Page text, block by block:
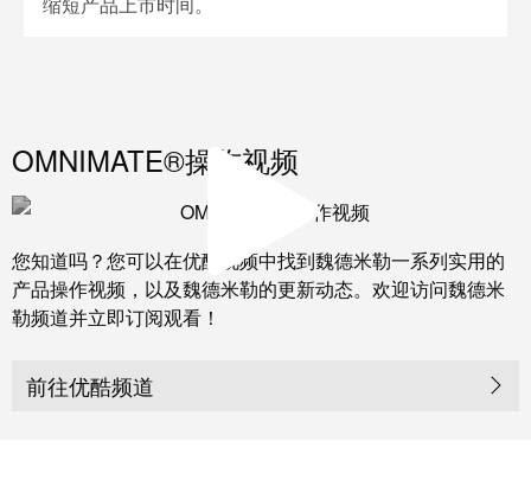
OMNIMATE®操作视频
您知道吗？您可以在优酷视频中找到魏德米勒一系列实用的
产品操作视频，以及魏德米勒的更新动态。欢迎访问魏德米
勒频道并立即订阅观看！
前往优酷频道